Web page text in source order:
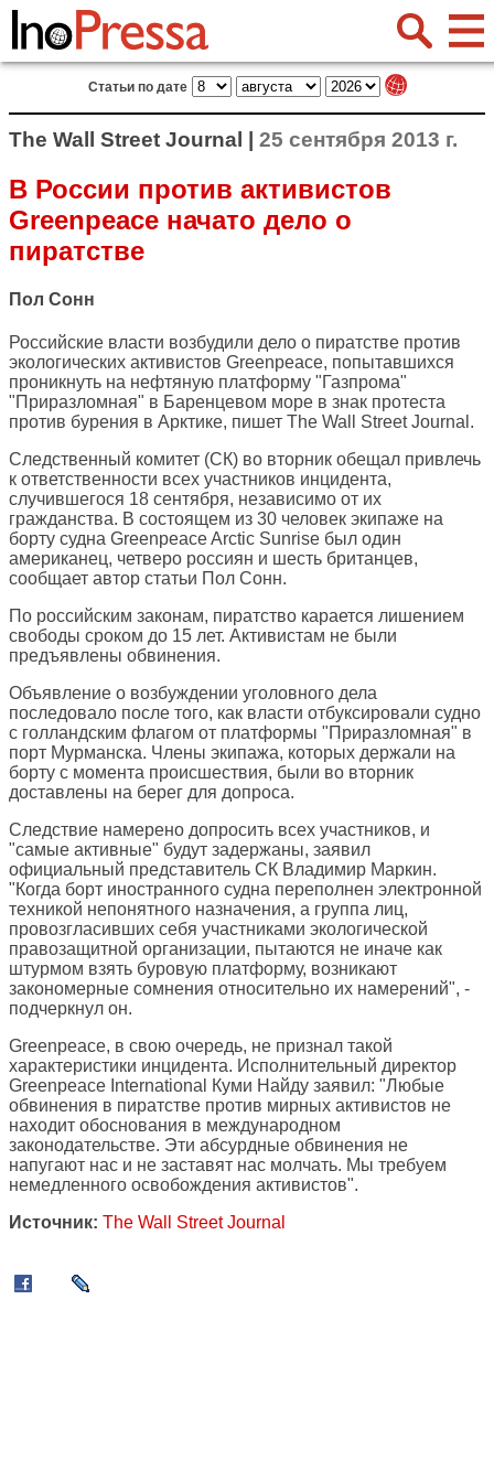
Статьи по дате
The Wall Street Journal | 25 сентября 2013 г.
В России против активистов
Greenpeace начато дело о
пиратстве
Пол Сонн
Российские власти возбудили дело о пиратстве против
экологических активистов Greenpeace, попытавшихся
проникнуть на нефтяную платформу "Газпрома"
"Приразломная" в Баренцевом море в знак протеста
против бурения в Арктике, пишет The Wall Street Journal .
Следственный комитет (СК) во вторник обещал привлечь
к ответственности всех участников инцидента,
случившегося 18 сентября, независимо от их
гражданства. В состоящем из 30 человек экипаже на
борту судна Greenpeace Arctic Sunrise был один
американец, четверо россиян и шесть британцев,
сообщает автор статьи Пол Сонн.
По российским законам, пиратство карается лишением
свободы сроком до 15 лет. Активистам не были
предъявлены обвинения.
Объявление о возбуждении уголовного дела
последовало после того, как власти отбуксировали судно
с голландским флагом от платформы "Приразломная" в
порт Мурманска. Члены экипажа, которых держали на
борту с момента происшествия, были во вторник
доставлены на берег для допроса.
Следствие намерено допросить всех участников, и
"самые активные" будут задержаны, заявил
официальный представитель СК Владимир Маркин.
"Когда борт иностранного судна переполнен электронной
техникой непонятного назначения, а группа лиц,
провозгласивших себя участниками экологической
правозащитной организации, пытаются не иначе как
штурмом взять буровую платформу, возникают
закономерные сомнения относительно их намерений", -
подчеркнул он.
Greenpeace, в свою очередь, не признал такой
характеристики инцидента. Исполнительный директор
Greenpeace International Куми Найду заявил: "Любые
обвинения в пиратстве против мирных активистов не
находит обоснования в международном
законодательстве. Эти абсурдные обвинения не
напугают нас и не заставят нас молчать. Мы требуем
немедленного освобождения активистов".
Источник: The Wall Street Journal